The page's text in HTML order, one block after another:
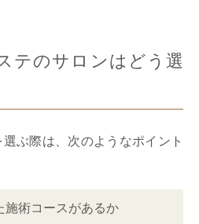
テのサロンはどう選
ぶ際は、次のようなポイント
施術コースがあるか